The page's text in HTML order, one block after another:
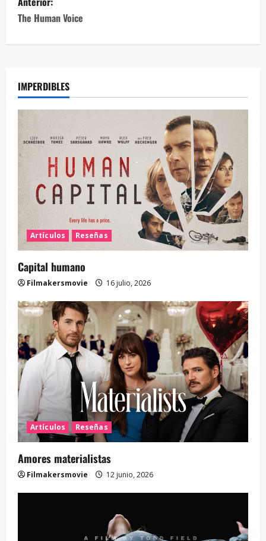
The Human Voice
IMPERDIBLES
Artículos Reseñas
Capital humano
Filmakersmovie 16 julio, 2026
Artículos Reseñas
Amores materialistas
Filmakersmovie 12 junio, 2026